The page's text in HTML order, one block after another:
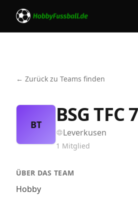
← Zurück zu Teams finden
BT BSG TFC
Leverkusen
1 Mitglied
ÜBER DAS TEAM
Hobby